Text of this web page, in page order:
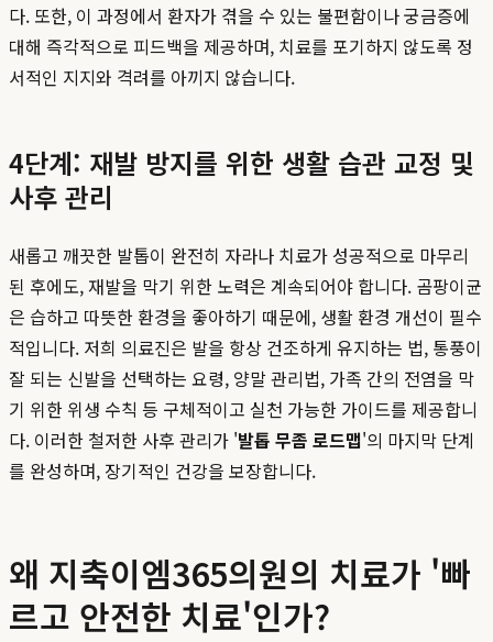
다. 또한, 이 과정에서 환자가 겪을 수 있는 불편함이나 궁금증에
대해 즉각적으로 피드백을 제공하며, 치료를 포기하지 않도록 정
서적인 지지와 격려를 아끼지 않습니다.
4단계: 재발 방지를 위한 생활 습관 교정 및
사후 관리
새롭고 깨끗한 발톱이 완전히 자라나 치료가 성공적으로 마무리
된 후에도, 재발을 막기 위한 노력은 계속되어야 합니다. 곰팡이균
은 습하고 따뜻한 환경을 좋아하기 때문에, 생활 환경 개선이 필수
적입니다. 저희 의료진은 발을 항상 건조하게 유지하는 법, 통풍이
잘 되는 신발을 선택하는 요령, 양말 관리법, 가족 간의 전염을 막
기 위한 위생 수칙 등 구체적이고 실천 가능한 가이드를 제공합니
다. 이러한 철저한 사후 관리가 '발톱 무좀 로드맵'의 마지막 단계
를 완성하며, 장기적인 건강을 보장합니다.
왜 지축이엠365의원의 치료가 '빠
르고 안전한 치료'인가?